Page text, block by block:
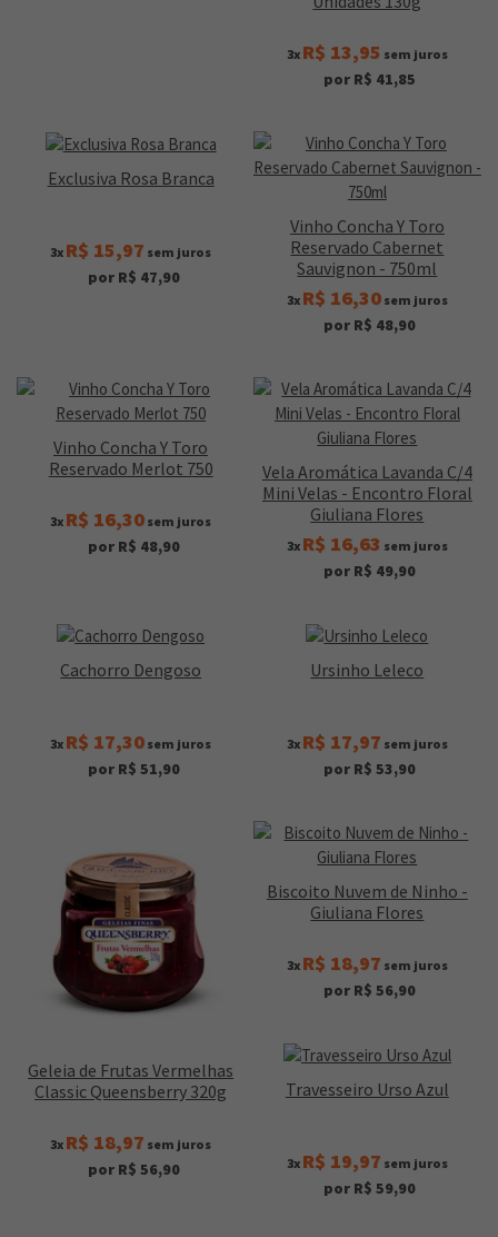
3x R$ 13,95 sem juros
por R$ 41,85
Exclusiva Rosa Branca
3x R$ 15,97 sem juros
por R$ 47,90
Vinho Concha Y Toro
Reservado Cabernet
Sauvignon - 750ml
3x R$ 16,30sem juros
por R$ 48,90
Vinho Concha Y Toro
Reservado Merlot 750
3x R$ 16,30 sem juros
por R$ 48,90
Vela Aromática Lavanda C/4
Mini Velas - Encontro Floral
Giuliana Flores
3x R$ 16,63 sem juros
por R$ 49,90
Cachorro Dengoso
3x R$ 17,30 sem juros
por R$ 51,90
Ursinho Leleco
3x R$ 17,97 sem juros
por R$ 53,90
Geleia de Frutas Vermelhas
Classic Queensberry 320g
3x R$ 18,97 sem juros
por R$ 56,90
Biscoito Nuvem de Ninho -
Giuliana Flores
3x R$ 18,97 sem juros
por R$ 56,90
Travesseiro Urso Azul
3x R$ 19,97 sem juros
por R$ 59,90